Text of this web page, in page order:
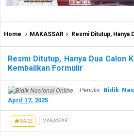
Home MAKASSAR Resmi Ditutup, Hanya Dua Calon
Resmi Ditutup, Hanya Dua Calon
Kembalikan Formulir
Penulis Bidik
April 17, 2025
TAGS MAKASSAR